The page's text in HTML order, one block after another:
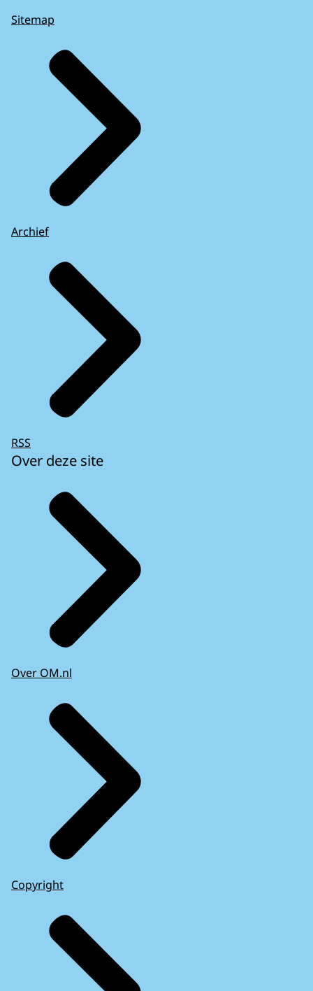
Sitemap
Archief
RSS
Over deze site
Over OM.nl
Copyright